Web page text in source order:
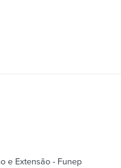
e Extensão - Funep